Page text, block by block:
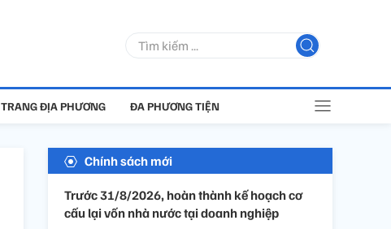
TRANG ĐỊA PHƯƠNG ĐA PHƯƠNG TIỆN
Chính sách mới
Trước 31/8/2026, hoàn thành kế hoạch cơ
cấu lại vốn nhà nước tại doanh nghiệp